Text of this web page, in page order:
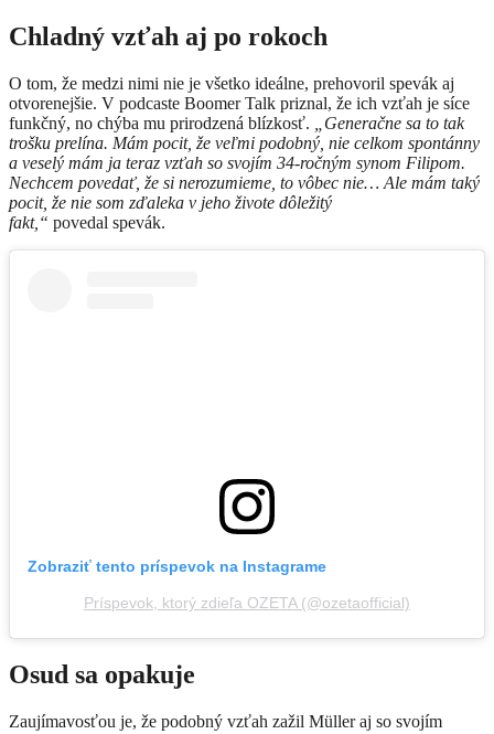
Chladný vzťah aj po rokoch
O tom, že medzi nimi nie je všetko ideálne, prehovoril spevák aj
otvorenejšie. V podcaste Boomer Talk priznal, že ich vzťah je síce
funkčný, no chýba mu prirodzená blízkosť.
„Generačne sa to tak
trošku prelína. Mám pocit, že veľmi podobný, nie celkom spontánny
a veselý mám ja teraz vzťah so svojím 34-ročným synom Filipom.
Nechcem povedať, že si nerozumieme, to vôbec nie… Ale mám taký
pocit, že nie som zďaleka v jeho živote dôležitý
fakt,“ povedal spevák.
Zobraziť tento príspevok na Instagrame
Príspevok, ktorý zdieľa OZETA (@ozetaofficial)
Osud sa opakuje
Zaujímavosťou je, že podobný vzťah zažil Müller aj so svojím